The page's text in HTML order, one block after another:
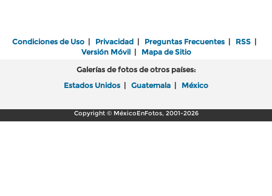
Condiciones de Uso | Privacidad | Preguntas Frecuentes | RSS |
Versión Móvil| Mapa de Sitio
Galerías de fotos de otros países:
Estados Unidos | Guatemala | México
Copyright © MéxicoEnFotos, 2001-2026